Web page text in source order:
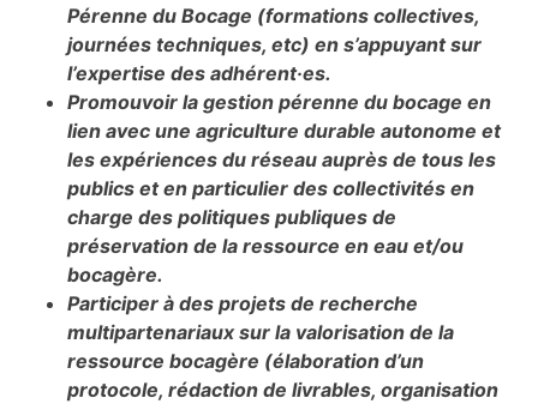
Pérenne du Bocage (formations collectives,
journées techniques, etc) en s’appuyant sur
l’expertise des adhérent·es.
Promouvoir la gestion pérenne du bocage en
lien avec une agriculture durable autonome et
les expériences du réseau auprès de tous les
publics et en particulier des collectivités en
charge des politiques publiques de
préservation de la ressource en eau et/ou
bocagère.
Participer à des projets de recherche
multipartenariaux sur la valorisation de la
ressource bocagère (élaboration d’un
protocole, rédaction de livrables, organisation